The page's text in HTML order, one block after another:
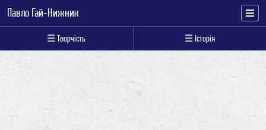
Павло Гай-Нижник
☰ Творчість ☰ Історія